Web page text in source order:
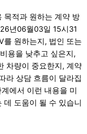
목적과 원하는 계약 방
년06월03일 15시31
를 원하는지, 법인 또는
용을 낮추고 싶은지,
차량이 중요한지, 계약
라 상담 흐름이 달라집
에서 이런 내용을 미
데 도움이 될 수 있습니